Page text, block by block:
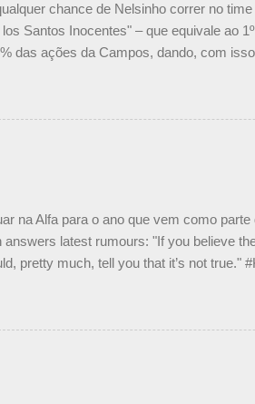
chance de Nelsinho correr no
Santos Inocentes" – que equivale ao
das ações da Campos, dando, com
não será o companheiro de
Piquet", admitiu Audetto. “Mas depois
explicou, dizendo ainda que não tem
na Alfa para o ano que vem como
latest rumours: "If you believe
pretty much, tell you that it’s not true."
What is it like to have Kimi as a team
— Formula 1 (@F1) October 8,